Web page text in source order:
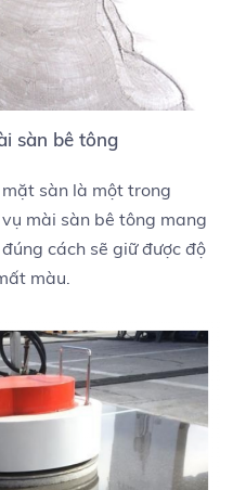
sàn bê tông
sàn là một trong
mài sàn bê tông mang
cách sẽ giữ được độ
màu.